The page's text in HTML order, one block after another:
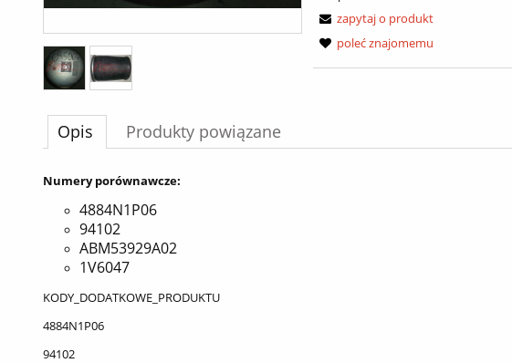
zapytaj o produkt
poleć znajomemu
Opis Produkty powiązane
Numery porównawcze:
4884N1P06
94102
ABM53929A02
1V6047
KODY_DODATKOWE_PRODUKTU
4884N1P06
94102